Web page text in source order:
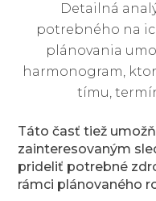
Detailná
potrebného na
plánovania
harmonogram,
tímu,
Táto časť tiež
zainteresovaným
prideliť potrebné
rámci plánovaného